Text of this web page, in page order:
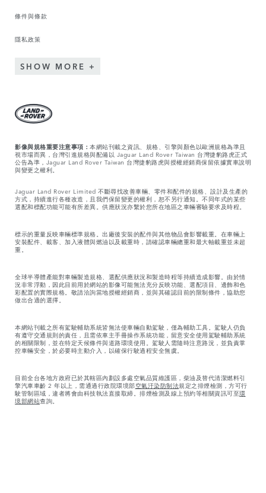
條件與條款
隱私政策
SHOW MORE
影像與規格重要注意事項： 本網站刊載之資訊、規格、引擎與顏色以歐洲規格為準且
視市場而異，台灣引進規格與配備以 Jaguar Land Rover Taiwan 台灣捷豹路虎正式
公告為準，Jaguar Land Rover Taiwan 台灣捷豹路虎與授權經銷商保留依據實車說明
與變更之權利。
Jaguar Land Rover Limited 不斷尋找改善車輛、零件和配件的規格、設計及生產的
方式，持續進行各種改造，且我們保留變更的權利，恕不另行通知。不同年式的某些
選配和標配功能可能有所差異。供應狀況亦繫於您所在地區之車輛審驗要求及時程。
標示的重量反映車輛標準規格。出廠後安裝的配件與其他物品會影響載重。在車輛上
安裝配件、載客、加入液體與燃油以及載重時，請確認車輛總重和最大軸載重並未超
重。
全球半導體產能對車輛製造規格、選配供應狀況和製造時程等持續造成影響。由於情
況非常浮動，因此目前用於網站的影像可能無法充分反映功能、選配項目、邊飾和色
彩配置的實際規格。敬請洽詢當地授權經銷商，並與其確認目前的限制條件，協助您
做出合適的選擇。
本網站刊載之所有駕駛輔助系統皆無法使車輛自動駕駛，僅為輔助工具。駕駛人仍負
有遵守交通規則的責任，且需依車主手冊操作系統功能，留意安全使用駕駛輔助系統
的相關限制，並在特定天候條件與道路環境使用。駕駛人需隨時注意路況，並負責掌
控車輛安全，於必要時主動介入，以確保行駛過程安全無虞。
目前全台各地方政府已於其轄區內劃設多處空氣品質維護區，柴油及替代清潔燃料引
擎汽車車齡 2 年以上，需通過行政院環境部空氣汙染防制法規定之排煙檢測，方可行
駛管制區域，違者將會由科技執法直接取締。排煙檢測及線上預約等相關資訊可至環
境部網站查詢。